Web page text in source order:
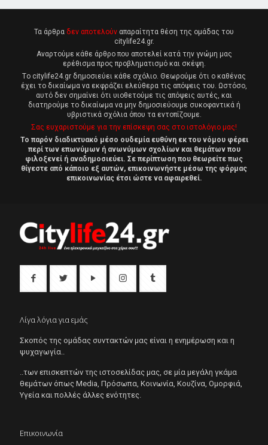
Τα άρθρα δεν αποτελούν απαραίτητα θέση της ομάδας του
citylife24.gr.
Αναρτούμε κάθε άρθρο που αποτελεί κατά την γνώμη μας
ερέθισμα προς προβληματισμό και σκέψη.
Tο citylife24.gr δημοσιεύει κάθε σχόλιο. Θεωρούμε ότι ο καθένας
έχει το δικαίωμα να εκφράζει ελεύθερα τις απόψεις του. Ωστόσο,
αυτό δεν σημαίνει ότι υιοθετούμε τις απόψεις αυτές, και
διατηρούμε το δικαίωμα να μην δημοσιεύουμε συκοφαντικά ή
υβριστικά σχόλια όπου τα εντοπίζουμε.
Σας ευχαριστούμε για την επίσκεψη σας στο ιστολόγιο μας!
Το παρόν διαδικτυακό μέσο ουδεμία ευθύνη εκ του νόμου φέρει
περί των επωνύμων ή ανωνύμων σχολίων και θεμάτων που
φιλοξενεί ή αναδημοσιεύει. Σε περίπτωση που θεωρείτε πως
θίγεστε από κάποιο εξ αυτών, επικοινωνήστε μέσω της φόρμας
επικοινωνίας έτσι ώστε να αφαιρεθεί.
Λίγα λόγια για εμάς
Σκοπός της ομάδας συντακτών μας είναι η ενημέρωση και η
ψυχαγωγία..
..των επισκεπτών της ιστοσελίδας μας, σε μία μεγάλη γκάμα
θεμάτων όπως Μedia, Πρόσωπα, Κοινωνία, Κουζίνα, Ομορφιά,
Υγεία και πολλές άλλες ενότητες.
Επικοινωνία